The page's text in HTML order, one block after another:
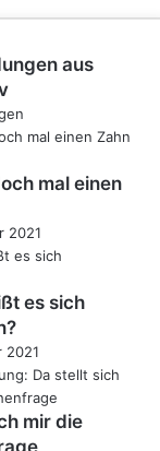
aus
mal einen
2021
es sich
2021
mir die